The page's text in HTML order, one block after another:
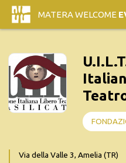
MATERA WELCOME
Via della Valle 3, Amelia (TR)